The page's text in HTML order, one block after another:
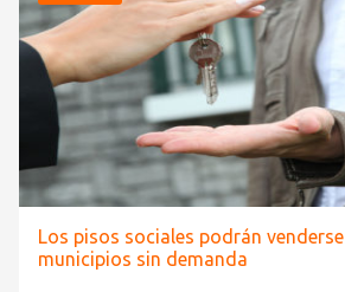
Los pisos sociales podrán
municipios sin demanda